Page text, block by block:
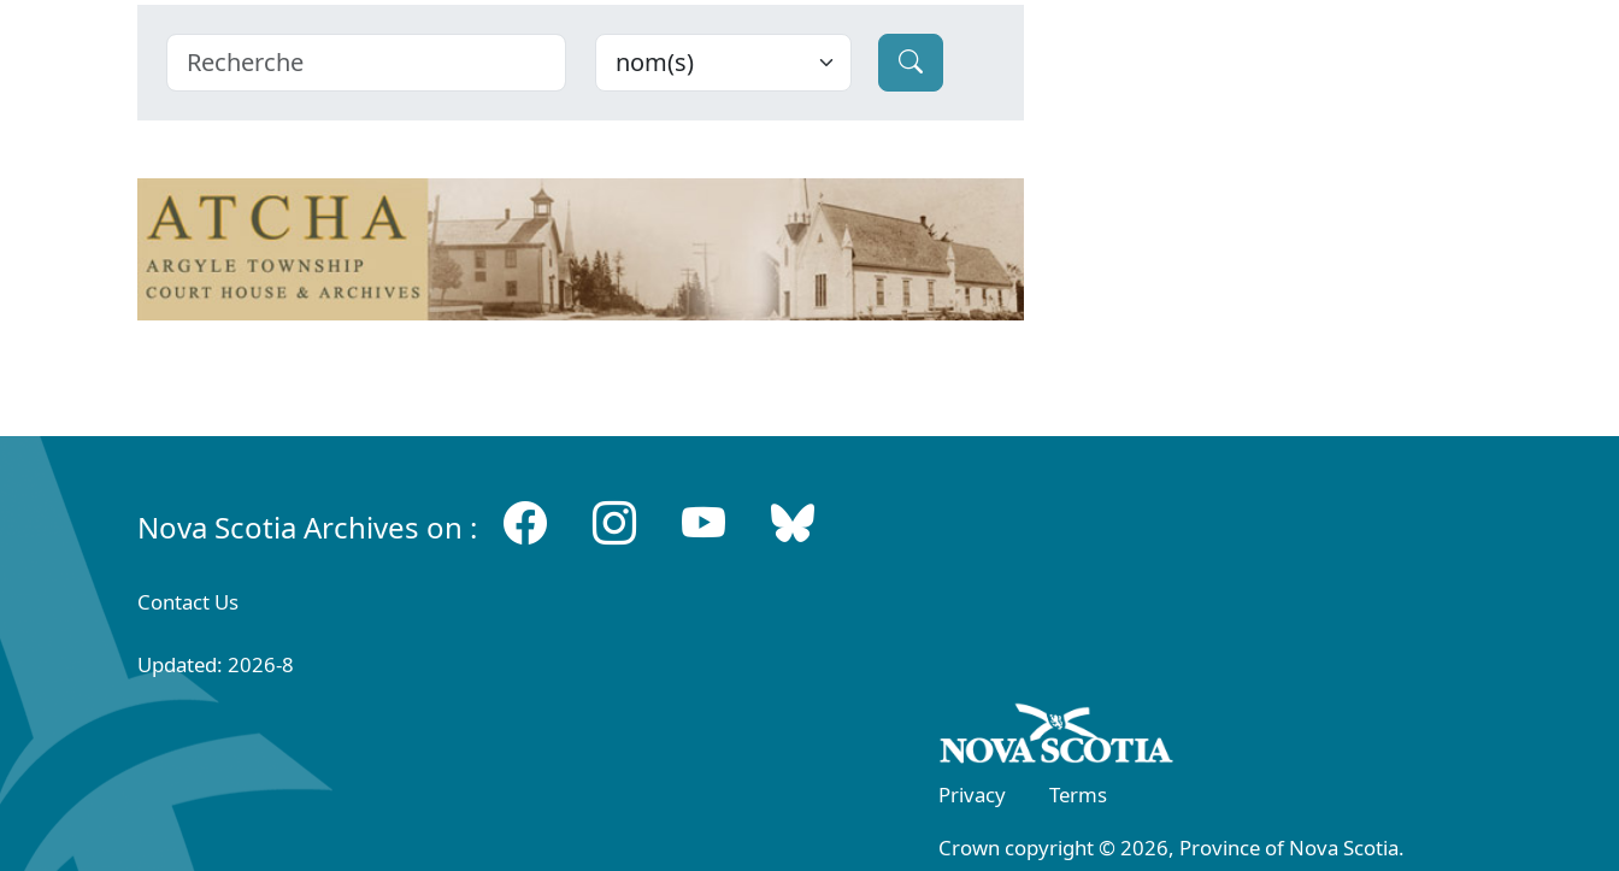
Nova Scotia Archives on :
Contact Us
Updated: 2026-8
Privacy
Terms
Crown copyright © 2026, Province of Nova Scotia.